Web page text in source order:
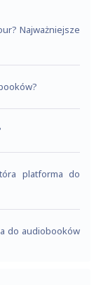
Najważniejsze
platforma do
do audiobooków